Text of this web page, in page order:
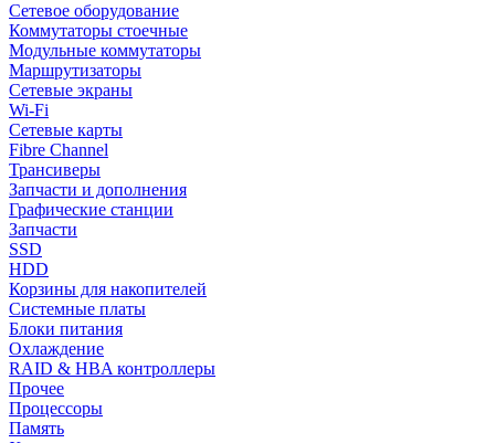
Сетевое оборудование
Коммутаторы стоечные
Модульные коммутаторы
Маршрутизаторы
Сетевые экраны
Wi-Fi
Сетевые карты
Fibre Channel
Трансиверы
Запчасти и дополнения
Графические станции
Запчасти
SSD
HDD
Корзины для накопителей
Системные платы
Блоки питания
Охлаждение
RAID & HBA контроллеры
Прочее
Процессоры
Память